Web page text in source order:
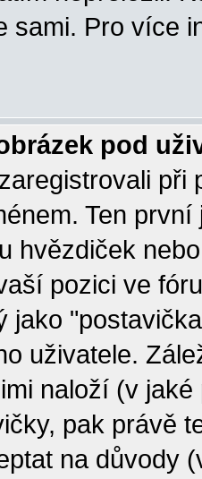
sami. Pro více
pod
Ten
hvězdiček
pozici ve
jako
uživatele.
naloží (v
pak právě
na důvody